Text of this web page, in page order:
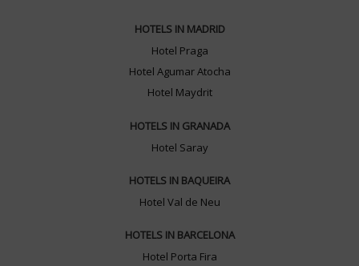
HOTELS IN MADRID
Hotel Praga
Hotel Agumar Atocha
Hotel Maydrit
HOTELS IN GRANADA
Hotel Saray
HOTELS IN BAQUEIRA
Hotel Val de Neu
HOTELS IN BARCELONA
Hotel Porta Fira